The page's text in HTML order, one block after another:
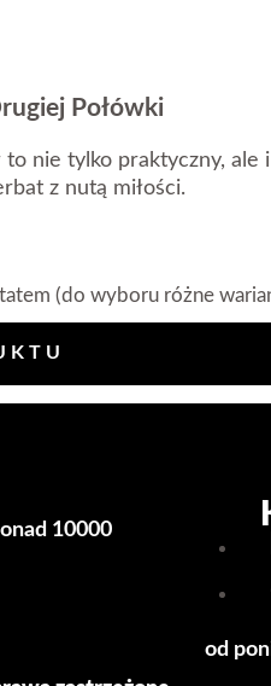
Połówki
to nie tylko praktyczny, ale
z nutą miłości.
(do wyboru różne
magiczne!
10000
od